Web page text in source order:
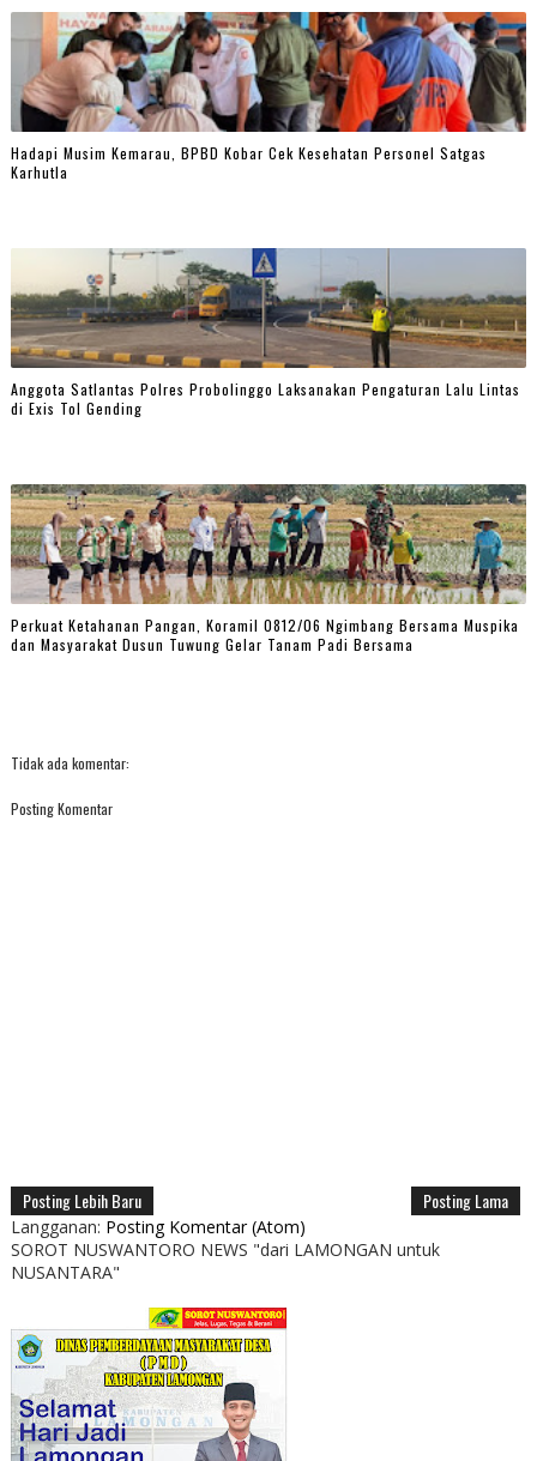
Hadapi Musim Kemarau, BPBD Kobar Cek Kesehatan Personel Satgas
Karhutla
Anggota Satlantas Polres Probolinggo Laksanakan Pengaturan Lalu Lintas
di Exis Tol Gending
Perkuat Ketahanan Pangan, Koramil 0812/06 Ngimbang Bersama Muspika
dan Masyarakat Dusun Tuwung Gelar Tanam Padi Bersama
Tidak ada komentar:
Posting Komentar
Posting Lebih Baru Posting Lama
Langganan: Posting Komentar (Atom)
SOROT NUSWANTORO NEWS "dari LAMONGAN untuk
NUSANTARA"